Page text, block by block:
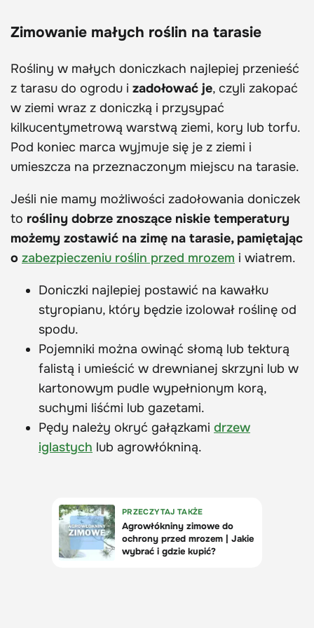
Zimowanie małych roślin na tarasie
Rośliny w małych doniczkach najlepiej przenieść
z tarasu do ogrodu i zadołować je, czyli zakopać
w ziemi wraz z doniczką i przysypać
kilkucentymetrową warstwą ziemi, kory lub torfu.
Pod koniec marca wyjmuje się je z ziemi i
umieszcza na przeznaczonym miejscu na tarasie.
Jeśli nie mamy możliwości zadołowania doniczek
to rośliny dobrze znoszące niskie temperatury
możemy zostawić na zimę na tarasie, pamiętając
o zabezpieczeniu roślin przed mrozem i wiatrem.
Doniczki najlepiej postawić na kawałku
styropianu, który będzie izolował roślinę od
spodu.
Pojemniki można owinąć słomą lub tekturą
falistą i umieścić w drewnianej skrzyni lub w
kartonowym pudle wypełnionym korą,
suchymi liśćmi lub gazetami.
Pędy należy okryć gałązkami drzew
iglastych lub agrowłókniną.